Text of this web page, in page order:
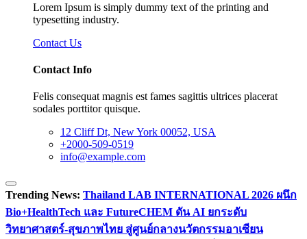
Lorem Ipsum is simply dummy text of the printing and
typesetting industry.
Contact Us
Contact Info
Felis consequat magnis est fames sagittis ultrices placerat
sodales porttitor quisque.
12 Cliff Dt, New York 00052, USA
+2000-509-0519
info@example.com
Trending News: Thailand LAB INTERNATIONAL 2026 ผนึก
Bio+HealthTech และ FutureCHEM ดัน AI ยกระดับ
วิทยาศาสตร์-สุขภาพไทย สู่ศูนย์กลางนวัตกรรมอาเซียน